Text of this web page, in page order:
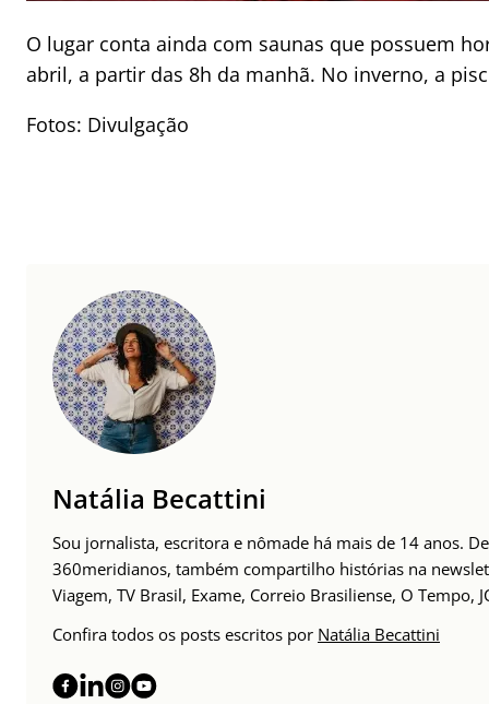
O lugar conta ainda com saunas que possuem
abril, a partir das 8h da manhã. No inverno, a
Fotos: Divulgação
Natália Becattini
Sou jornalista, escritora e nômade há mais de 14 anos.
360meridianos, também compartilho histórias na
Viagem, TV Brasil, Exame, Correio Brasiliense, O Tempo,
Confira todos os posts escritos por Natália Becattini